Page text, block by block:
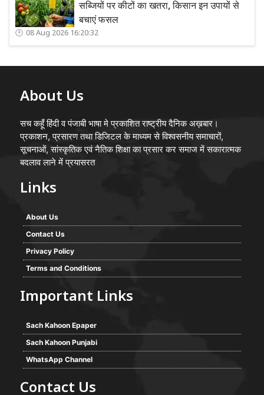
सब्जियों पर कीटों का खतरा, किसान इन उपायों से
बचाएं फसल
08 Aug 2026 16:20:32
About Us
सच कहूँ हिंदी व पंजाबी भाषा मे प्रकाशित राष्ट्रीय दैनिक अख़बार।
प्रकाशन, प्रसारण तथा डिजिटल के माध्यम से विश्वसनीय समाचारों,
सूचनाओं, सांस्कृतिक एवं नैतिक शिक्षा का प्रसार कर समाज में सकारात्मक
बदलाव लाने में प्रयासरत
Links
About Us
Contact Us
Privacy Policy
Terms and Conditions
Important Links
Sach Kahoon Epaper
Sach Kahoon Punjabi
WhatsApp Channel
Contact Us